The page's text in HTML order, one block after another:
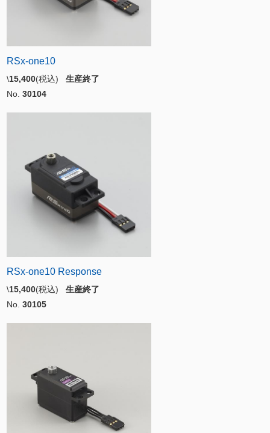
RSx-one10
\15,400(税込) 生産終了
No. 30104
RSx-one10 Response
\15,400(税込) 生産終了
No. 30105